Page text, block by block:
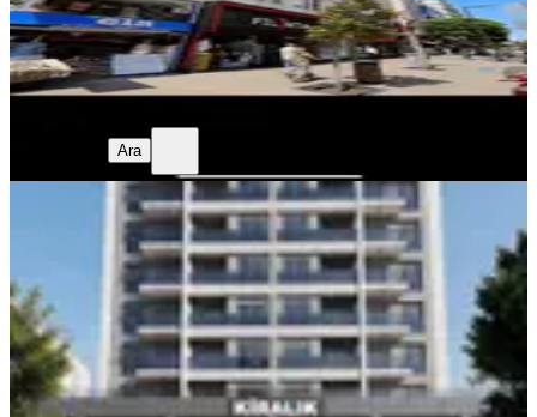
Semra Bakar
Ara
Yeni Açılan Devlet Hastanesi Yanında
Sıfır Kiralık Dükkan
Antalya, Konyaaltı
80 m²·Yüksek giriş·30.07.2026
115.000 ₺